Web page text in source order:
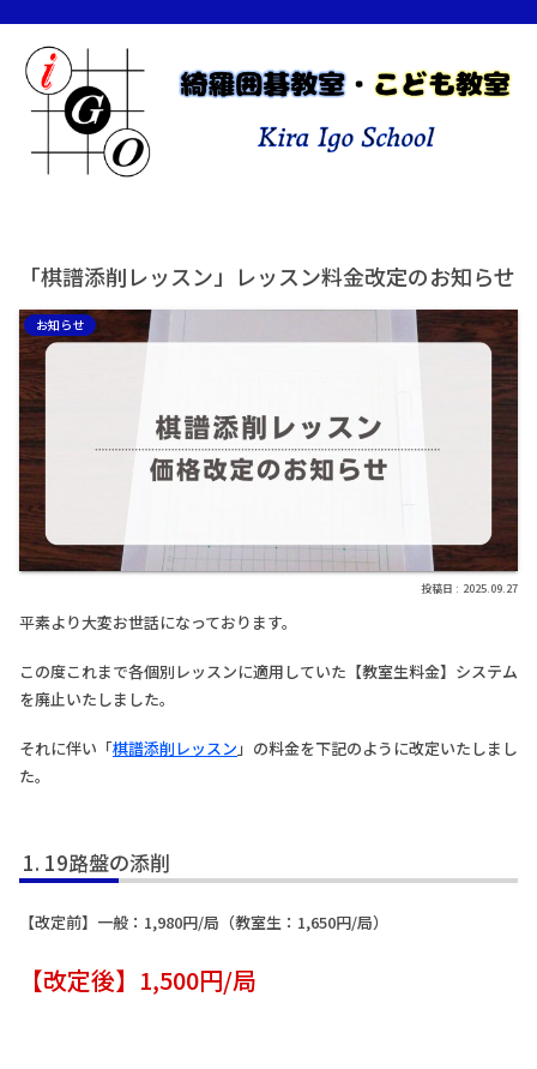
「棋譜添削レッスン」レッスン料金改定のお知らせ
お知らせ
2025.09.27
平素より大変お世話になっております。
この度これまで各個別レッスンに適用していた【教室生料金】システム
を廃止いたしました。
それに伴い「棋譜添削レッスン 」の料金を下記のように改定いたしまし
た。
19路盤の添削
【改定前】一般：1,980円/局（教室生：1,650円/局）
【改定後】1,500円/局